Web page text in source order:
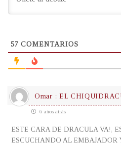
57 COMENTARIOS
Omar : EL
6 años atrás
ESTE CARA DE DRACULA VA!,
ESCUCHANDO AL EMBAJADOR